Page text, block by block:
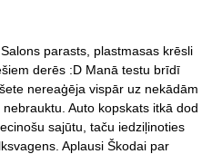
parasts, plastmasas krēsli
derēs :D Manā testu brīdī
nereaģēja vispār uz nekādām
Auto kopskats itkā dod
sajūtu, taču iedziļinoties
Aplausi Škodai par